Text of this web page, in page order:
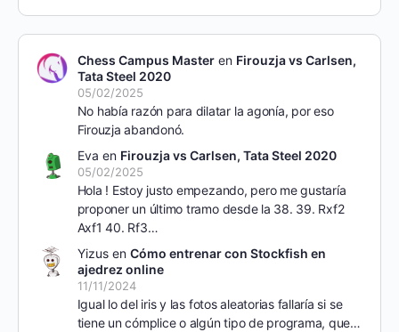
Chess Campus Masteren Firouzja vs Carlsen,
Tata Steel 2020
05/02/2025
No había razón para dilatar la agonía, por eso
Firouzja abandonó.
Eva en Firouzja vs Carlsen, Tata Steel 2020
05/02/2025
Hola ! Estoy justo empezando, pero me gustaría
proponer un último tramo desde la 38. 39. Rxf2
Axf1 40. Rf3…
Yizusen Cómo entrenar con Stockfish en
ajedrez online
11/11/2024
Igual lo del iris y las fotos aleatorias fallaría si se
tiene un cómplice o algún tipo de programa, que…